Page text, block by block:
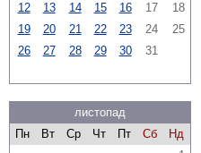
12
13 14 15 16 17
18
19
20 21 22 23 24
25
26
27 28 29 30 31
листопад
Пн
Вт Ср Чт Пт Сб
Нд